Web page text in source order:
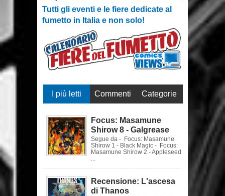
Tutti gli eventi e le fiere dedicate al
fumetto in Italia e non solo!
I più letti Commenti Categorie
Focus: Masamune
Shirow 8 - Galgrease
Segue da - Focus: Masamune
Shirow 1 - Black Magic - Focus:
Masamune Shirow 2 - Appleseed
...
Recensione: L'ascesa
di Thanos